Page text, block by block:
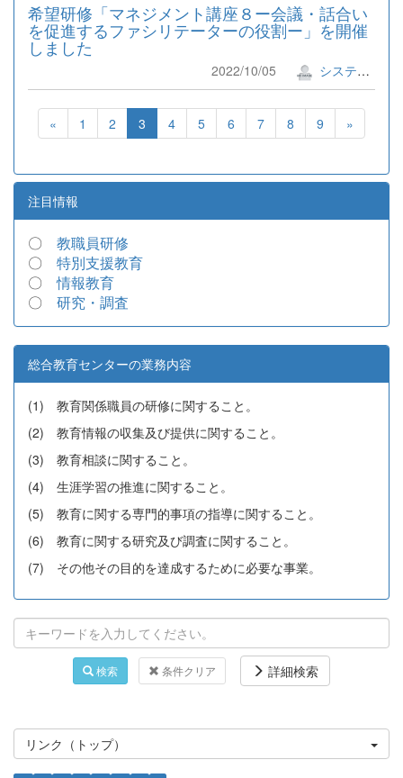
希望研修「マネジメント講座８ー会議・話合い
を促進するファシリテーターの役割ー」を開催
しました
2022/10/05 システム管理者
« 1 2 3 4 5 6 7 8 9 »
注目情報
〇 教職員研修
〇 特別支援教育
〇情報教育
〇 研究・調査
総合教育センターの業務内容
(1) 教育関係職員の研修に関すること。
(2) 教育情報の収集及び提供に関すること。
(3) 教育相談に関すること。
(4) 生涯学習の推進に関すること。
(5) 教育に関する専門的事項の指導に関すること。
(6) 教育に関する研究及び調査に関すること。
(7) その他その目的を達成するために必要な事業。
検索 条件クリア 詳細検索
リンク（トップ）